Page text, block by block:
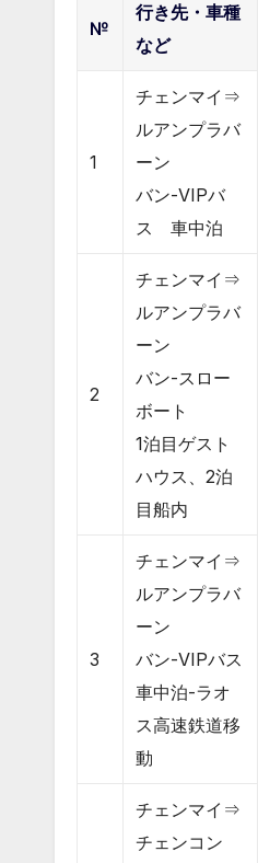
№
行き先・車種
など
1
チェンマイ⇒
ルアンプラバ
ーン
バン-VIPバ
ス 車中泊
2
チェンマイ⇒
ルアンプラバ
ーン
バン-スロー
ボート
1泊目ゲスト
ハウス、2泊
目船内
3
チェンマイ⇒
ルアンプラバ
ーン
バン-VIPバス
車中泊-ラオ
ス高速鉄道移
動
チェンマイ⇒
チェンコン